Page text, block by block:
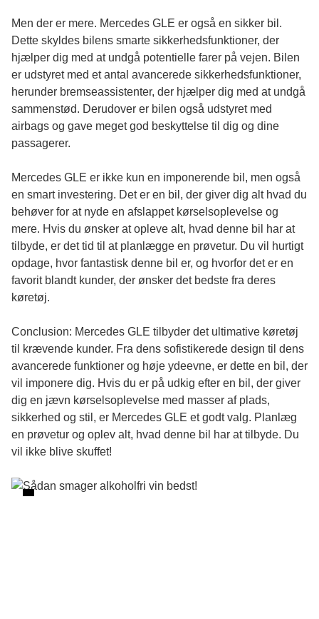
Men der er mere. Mercedes GLE er også en sikker bil.
Dette skyldes bilens smarte sikkerhedsfunktioner, der
hjælper dig med at undgå potentielle farer på vejen. Bilen
er udstyret med et antal avancerede sikkerhedsfunktioner,
herunder bremseassistenter, der hjælper dig med at undgå
sammenstød. Derudover er bilen også udstyret med
airbags og gave meget god beskyttelse til dig og dine
passagerer.
Mercedes GLE er ikke kun en imponerende bil, men også
en smart investering. Det er en bil, der giver dig alt hvad du
behøver for at nyde en afslappet kørselsoplevelse og
mere. Hvis du ønsker at opleve alt, hvad denne bil har at
tilbyde, er det tid til at planlægge en prøvetur. Du vil hurtigt
opdage, hvor fantastisk denne bil er, og hvorfor det er en
favorit blandt kunder, der ønsker det bedste fra deres
køretøj.
Conclusion: Mercedes GLE tilbyder det ultimative køretøj
til krævende kunder. Fra dens sofistikerede design til dens
avancerede funktioner og høje ydeevne, er dette en bil, der
vil imponere dig. Hvis du er på udkig efter en bil, der giver
dig en jævn kørselsoplevelse med masser af plads,
sikkerhed og stil, er Mercedes GLE et godt valg. Planlæg
en prøvetur og oplev alt, hvad denne bil har at tilbyde. Du
vil ikke blive skuffet!